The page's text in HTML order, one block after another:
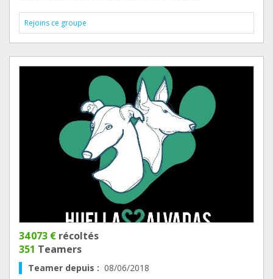
Rejoins ce groupe
34 073 € récoltés
351 Teamers
Teamer depuis : 08/06/2018